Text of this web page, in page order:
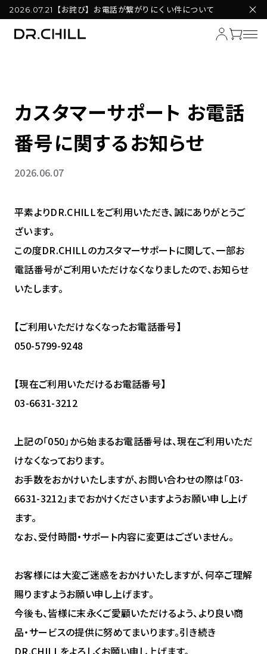
2026.07.21 【お詫び】お電話が繋がりにくい件について
カスタマーサポート お電話
番号に関するお知らせ
2026.06.07
平素よりDR.CHILLをご利用いただき、誠にありがとうご
ざいます。
この度DR.CHILLのカスタマーサポートに関して、一部お
電話番号がご利用いただけなくなりましたので、お知らせ
いたします。
【ご利用いただけなくなったお電話番号】
050-5799-9248
【現在ご利用いただけるお電話番号】
03-6631-3212
上記の「050」から始まるお電話番号は、現在ご利用いただ
けなくなっております。
お手数をおかけいたしますが、お問い合わせの際は「03-
6631-3212」までおかけくださいますようお願い申し上げ
ます。
なお、受付時間・サポート内容に変更はございません。
お客様には大変ご迷惑をおかけいたしますが、何卒ご理解
賜りますようお願い申し上げます。
今後も、皆様に末永くご愛顧いただけるよう、より良い商
品・サービスの提供に努めてまいります。引き続き
DR.CHILLをよろしくお願い申し上げます。